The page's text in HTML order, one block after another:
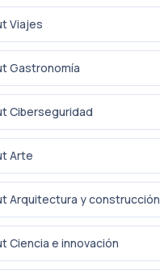
Viajes
Gastronomía
Ciberseguridad
Arte
Arquitectura y construcción
Ciencia e innovación